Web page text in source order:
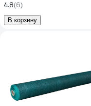
4.8(6)
В корзину